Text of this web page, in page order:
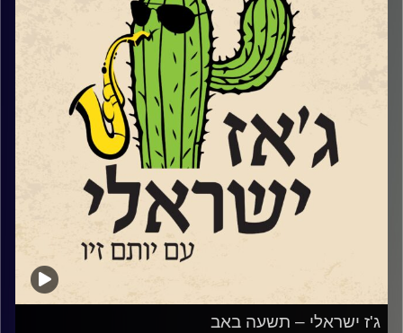
והפסטיבל הואפסטיבל SHIFT
שלדברי המארגנים שלו, אינו מבקש לייפות את המציאות, ואינו
מתיימר לפתור אותה. הוא מתחיל מאמונה פשוטה: העתיד
שאנחנו מבקשים אינו דבר שמחכים לו – אלא דבר שיוצרים
שוחחנו עם המנהל האומנותי של הבית, עמנואל ויצטום, עם
המלחין ונגן העוד לואי ח'לייף ועם הדי ג'י "גונדי".
אחרי המשכנו במסורת החדשה שלנו והשמענו מוזיקה חדשה
של מוזיקאי ג'ז ישראלים:
איתמר בורוכוב
ונדב כרם
ג'ז ישראלי – תשעה באב